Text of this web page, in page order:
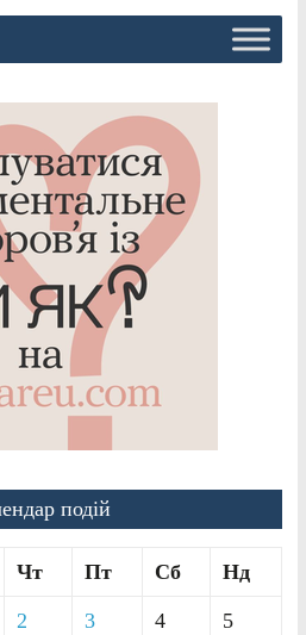
подій
Чт Пт Сб Нд
2 3 4 5